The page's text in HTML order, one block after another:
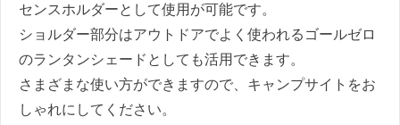
センスホルダーとして使用が可能です。
ショルダー部分はアウトドアでよく使われるゴールゼロ
のランタンシェードとしても活用できます。
さまざまな使い方ができますので、キャンプサイトをお
しゃれにしてください。